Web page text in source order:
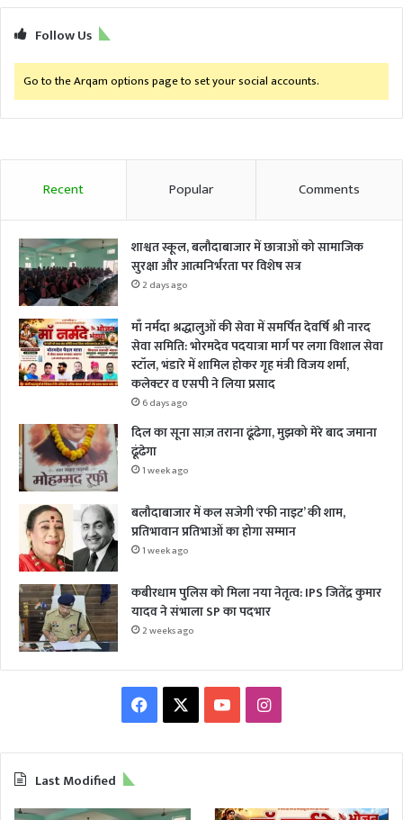
Follow Us
Go to the Arqam options page to set your social accounts.
Recent Popular Comments
शाश्वत स्कूल, बलौदाबाजार में छात्राओं को सामाजिक
सुरक्षा और आत्मनिर्भरता पर विशेष सत्र
2 days ago
माँ नर्मदा श्रद्धालुओं की सेवा में समर्पित देवर्षि श्री नारद
सेवा समिति: भोरमदेव पदयात्रा मार्ग पर लगा विशाल सेवा
स्टॉल, भंडारे में शामिल होकर गृह मंत्री विजय शर्मा,
कलेक्टर व एसपी ने लिया प्रसाद
6 days ago
दिल का सूना साज़ तराना ढूंढेगा, मुझको मेरे बाद जमाना
ढूंढेगा
1 week ago
बलौदाबाजार में कल सजेगी ‘रफी नाइट’ की शाम,
प्रतिभावान प्रतिभाओं का होगा सम्मान
1 week ago
कबीरधाम पुलिस को मिला नया नेतृत्व: IPS जितेंद्र कुमार
यादव ने संभाला SP का पदभार
2 weeks ago
Facebook YouTubeInstagram
Last Modified